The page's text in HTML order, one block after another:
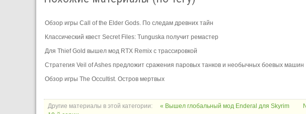
Обзор игры Call of the Elder Gods. По следам древних тайн
Классический квест Secret Files: Tunguska получит ремастер
Для Thief Gold вышел мод RTX Remix с трассировкой
Стратегия Veil of Ashes предложит сражения паровых танков и необычных боевых машин
Обзор игры The Occultist. Остров мертвых
Другие материалы в этой категории: « Вышел глобальный мод Enderal для Skyrim